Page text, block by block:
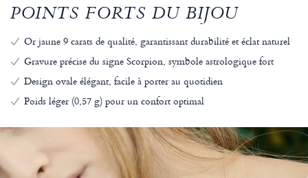
POINTS FORTS DU BIJOU
Or jaune 9 carats de qualité, garantissant durabilité et éclat naturel
Gravure précise du signe Scorpion, symbole astrologique fort
Design ovale élégant, facile à porter au quotidien
Poids léger (0,57 g) pour un confort optimal